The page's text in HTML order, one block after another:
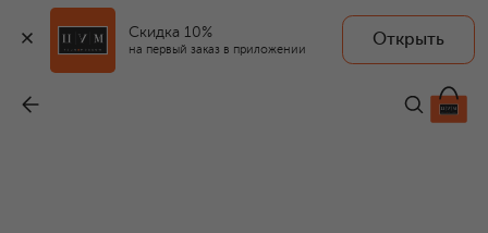
Скидка 10%
на первый заказ в приложении
Открыть
48 500 ₽